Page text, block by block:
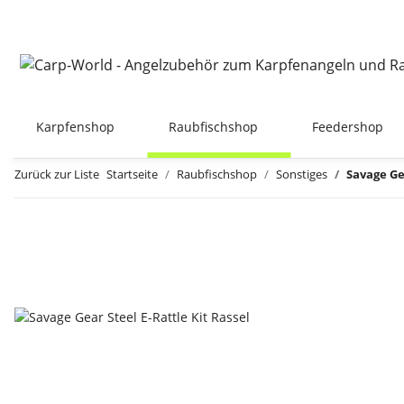
Karpfenshop Raubfischshop Feedershop
Zurück zur Liste Startseite Raubfischshop Sonstiges Savage